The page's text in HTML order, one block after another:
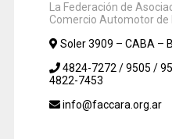
La Federación de
Comercio Automotor de
Soler 3909 – CABA –
4824-7272 / 9505 /
4822-7453
info@faccara.org.ar